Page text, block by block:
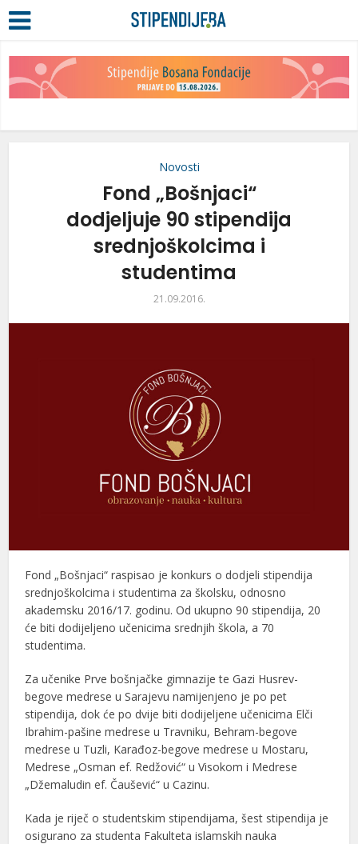
Novosti
Fond „Bošnjaci“
dodjeljuje 90 stipendija
srednjoškolcima i
studentima
21.09.2016.
Fond „Bošnjaci“ raspisao je konkurs o dodjeli stipendija
srednjoškolcima i studentima za školsku, odnosno
akademsku 2016/17. godinu. Od ukupno 90 stipendija, 20
će biti dodijeljeno učenicima srednjih škola, a 70
studentima.
Za učenike Prve bošnjačke gimnazije te Gazi Husrev-
begove medrese u Sarajevu namijenjeno je po pet
stipendija, dok će po dvije biti dodijeljene učenicima Elči
Ibrahim-pašine medrese u Travniku, Behram-begove
medrese u Tuzli, Karađoz-begove medrese u Mostaru,
Medrese „Osman ef. Redžović“ u Visokom i Medrese
„Džemaludin ef. Čaušević“ u Cazinu.
Kada je riječ o studentskim stipendijama, šest stipendija je
osigurano za studenta Fakulteta islamskih nauka